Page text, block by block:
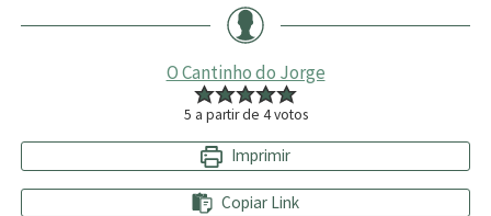
O Cantinho do Jorge
5 a partir de 4votos
Imprimir
Copiar Link